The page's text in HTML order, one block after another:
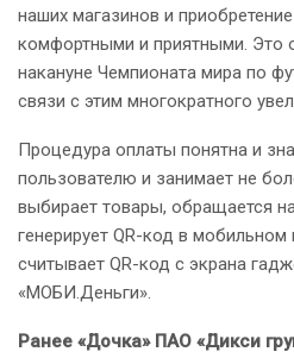
наших магазинов и
комфортными и приятными. Это
накануне Чемпионата мира по
связи с этим многократного
Процедура оплаты понятна и
пользователю и занимает не
выбирает товары, обращается
генерирует QR-код в
считывает QR-код с экрана
«МОБИ.Деньги».
Ранее «Дочка» ПАО «Дикси